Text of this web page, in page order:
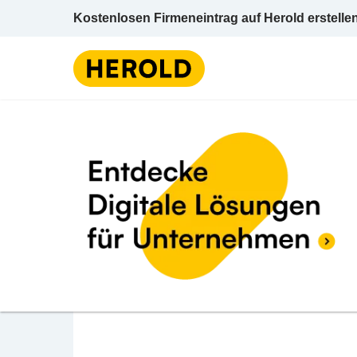
Kostenlosen Firmeneintrag auf Herold
BEWERTUNG ABGEBEN
Bahnhof Rohr
Rohr an der Raab 8330 Edelsbach bei